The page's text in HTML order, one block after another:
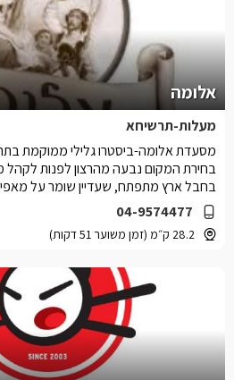
אלומה
מעלות-תרשיחא
04-9574477
28.2 ק״מ (זמן משוער 51 דקות)
מסעדת אלומה-ביסטרו גלילי ממוקמת
בחירת המקום נבעה מהרצון לפנות לקהל
בחבל ארץ מתפתח, שעדיין שומר על